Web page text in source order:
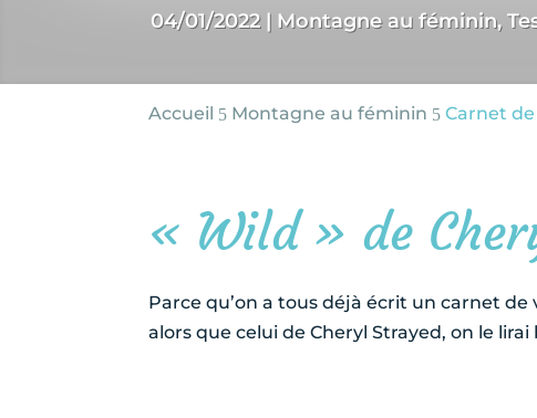
04/01/2022| Montagne au féminin,
Accueil 5 Montagne au féminin 5 Carnet
« Wild » de
Parce qu’on a tous déjà écrit un carnet
alors que celui de Cheryl Strayed, on le